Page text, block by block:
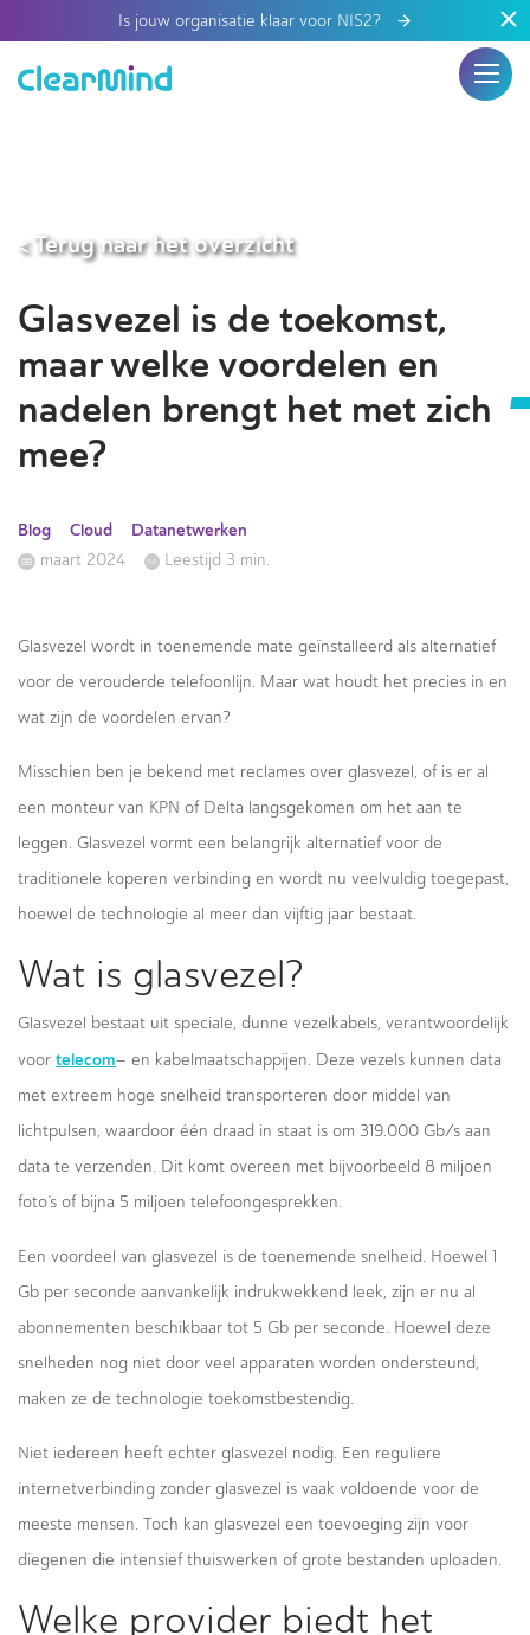
Is jouw organisatie klaar voor NIS2?
< Terug naar het overzicht
Glasvezel is de toekomst,
maar welke voordelen en
nadelen brengt het met zich
mee?
Blog Cloud Datanetwerken
maart 2024 Leestijd 3 min.
Glasvezel wordt in toenemende mate geïnstalleerd als alternatief
voor de verouderde telefoonlijn. Maar wat houdt het precies in en
wat zijn de voordelen ervan?
Misschien ben je bekend met reclames over glasvezel, of is er al
een monteur van KPN of Delta langsgekomen om het aan te
leggen. Glasvezel vormt een belangrijk alternatief voor de
traditionele koperen verbinding en wordt nu veelvuldig toegepast,
hoewel de technologie al meer dan vijftig jaar bestaat.
Wat is glasvezel?
Glasvezel bestaat uit speciale, dunne vezelkabels, verantwoordelijk
voor telecom– en kabelmaatschappijen. Deze vezels kunnen data
met extreem hoge snelheid transporteren door middel van
lichtpulsen, waardoor één draad in staat is om 319.000 Gb/s aan
data te verzenden. Dit komt overeen met bijvoorbeeld 8 miljoen
foto’s of bijna 5 miljoen telefoongesprekken.
Een voordeel van glasvezel is de toenemende snelheid. Hoewel 1
Gb per seconde aanvankelijk indrukwekkend leek, zijn er nu al
abonnementen beschikbaar tot 5 Gb per seconde. Hoewel deze
snelheden nog niet door veel apparaten worden ondersteund,
maken ze de technologie toekomstbestendig.
Niet iedereen heeft echter glasvezel nodig. Een reguliere
internetverbinding zonder glasvezel is vaak voldoende voor de
meeste mensen. Toch kan glasvezel een toevoeging zijn voor
diegenen die intensief thuiswerken of grote bestanden uploaden.
Welke provider biedt het